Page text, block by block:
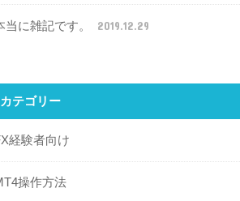
当に雑記です。 2019.12.29
カテゴリー
経験者向け
操作方法